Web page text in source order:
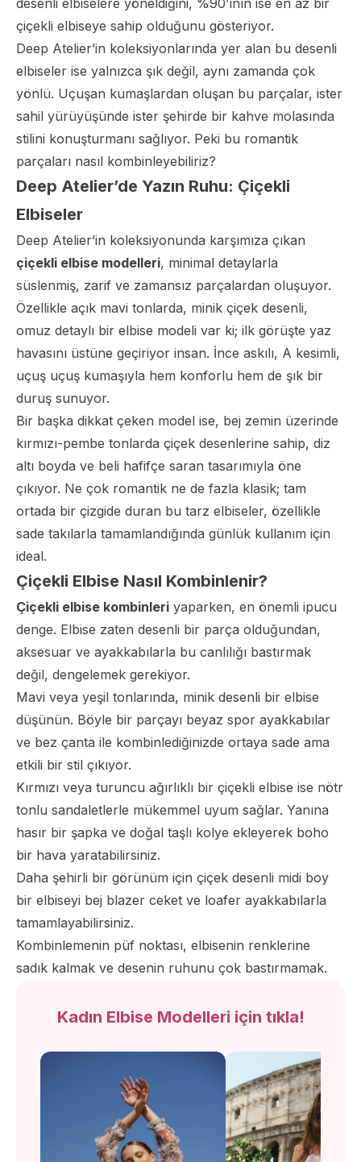
desenli elbiselere yöneldiğini, %90’ının ise en az bir
çiçekli elbiseye sahip olduğunu gösteriyor.
Deep Atelier’in koleksiyonlarında yer alan bu desenli
elbiseler ise yalnızca şık değil, aynı zamanda çok
yönlü. Uçuşan kumaşlardan oluşan bu parçalar, ister
sahil yürüyüşünde ister şehirde bir kahve molasında
stilini konuşturmanı sağlıyor. Peki bu romantik
parçaları nasıl kombinleyebiliriz?
Deep Atelier’de Yazın Ruhu: Çiçekli
Elbiseler
Deep Atelier’in koleksiyonunda karşımıza çıkan
çiçekli elbise modelleri, minimal detaylarla
süslenmiş, zarif ve zamansız parçalardan oluşuyor.
Özellikle açık mavi tonlarda, minik çiçek desenli,
omuz detaylı bir elbise modeli var ki; ilk görüşte yaz
havasını üstüne geçiriyor insan. İnce askılı, A kesimli,
uçuş uçuş kumaşıyla hem konforlu hem de şık bir
duruş sunuyor.
Bir başka dikkat çeken model ise, bej zemin üzerinde
kırmızı-pembe tonlarda çiçek desenlerine sahip, diz
altı boyda ve beli hafifçe saran tasarımıyla öne
çıkıyor. Ne çok romantik ne de fazla klasik; tam
ortada bir çizgide duran bu tarz elbiseler, özellikle
sade takılarla tamamlandığında günlük kullanım için
ideal.
Çiçekli Elbise Nasıl Kombinlenir?
Çiçekli elbise kombinleri yaparken, en önemli ipucu
denge. Elbise zaten desenli bir parça olduğundan,
aksesuar ve ayakkabılarla bu canlılığı bastırmak
değil, dengelemek gerekiyor.
Mavi veya yeşil tonlarında, minik desenli bir elbise
düşünün. Böyle bir parçayı beyaz spor ayakkabılar
ve bez çanta ile kombinlediğinizde ortaya sade ama
etkili bir stil çıkıyor.
Kırmızı veya turuncu ağırlıklı bir çiçekli elbise ise nötr
tonlu sandaletlerle mükemmel uyum sağlar. Yanına
hasır bir şapka ve doğal taşlı kolye ekleyerek boho
bir hava yaratabilirsiniz.
Daha şehirli bir görünüm için çiçek desenli midi boy
bir elbiseyi bej blazer ceket ve loafer ayakkabılarla
tamamlayabilirsiniz.
Kombinlemenin püf noktası, elbisenin renklerine
sadık kalmak ve desenin ruhunu çok bastırmamak.
Kadın Elbise Modelleri için tıkla!